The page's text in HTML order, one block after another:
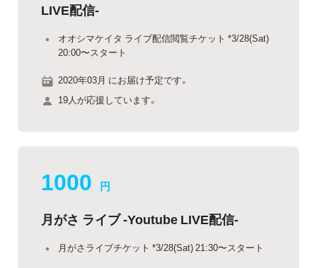
LIVE配信-
オオシマケイタ ライブ配信閲覧チケット *3/28(Sat)
20:00〜スタート
2020年03月 にお届け予定です。
19人が応援しています。
1000 円
月がさ ライブ -Youtube LIVE配信-
月がさライブチケット *3/28(Sat) 21:30〜スタート